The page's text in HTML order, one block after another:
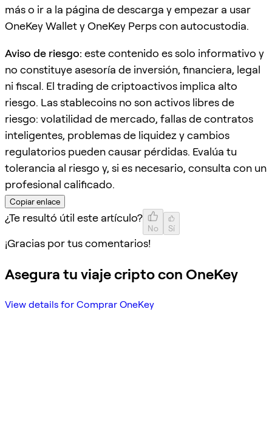
más o ir a la página de descarga y empezar a usar
OneKey Wallet y OneKey Perps con autocustodia.
Aviso de riesgo: este contenido es solo informativo y
no constituye asesoría de inversión, financiera, legal
ni fiscal. El trading de criptoactivos implica alto
riesgo. Las stablecoins no son activos libres de
riesgo: volatilidad de mercado, fallas de contratos
inteligentes, problemas de liquidez y cambios
regulatorios pueden causar pérdidas. Evalúa tu
tolerancia al riesgo y, si es necesario, consulta con un
profesional calificado.
Copiar enlace
¿Te resultó útil este artículo?
No Sí
¡Gracias por tus comentarios!
Asegura tu viaje cripto con OneKey
View details for Comprar OneKey